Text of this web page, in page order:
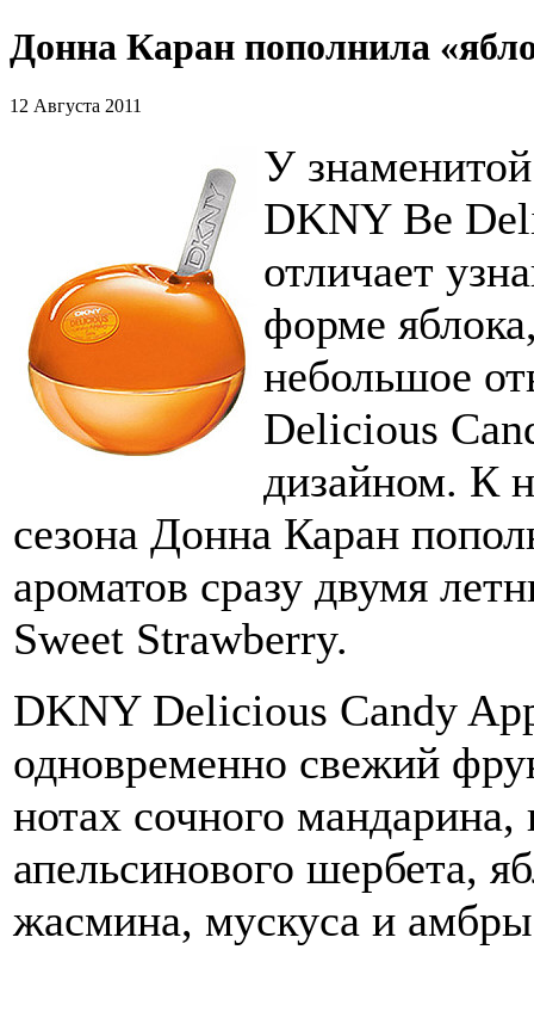
Донна Каран пополнила
12 Августа 2011
У
DKNY Be
отличает
форме
небольшое
Delicious
дизайном. К
сезона Донна Каран
ароматов сразу двумя
Sweet Strawberry.
DKNY Delicious Candy
одновременно свежий
нотах сочного
апельсинового шербета,
жасмина, мускуса и